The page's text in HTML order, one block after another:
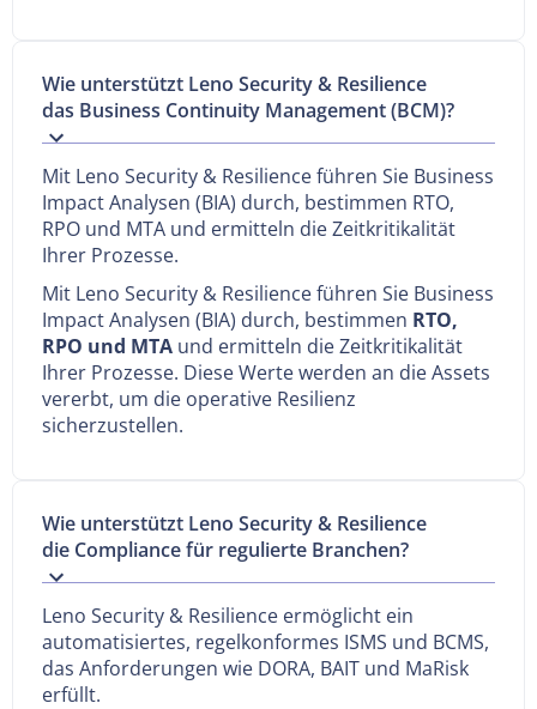
Wie unterstützt Leno Security & Resilience
das Business Continuity Management (BCM)?
Mit Leno Security & Resilience führen Sie Business
Impact Analysen (BIA) durch, bestimmen RTO,
RPO und MTA und ermitteln die Zeitkritikalität
Ihrer Prozesse.
Mit Leno Security & Resilience führen Sie Business
Impact Analysen (BIA) durch, bestimmen RTO,
RPO und MTA und ermitteln die Zeitkritikalität
Ihrer Prozesse. Diese Werte werden an die Assets
vererbt, um die operative Resilienz
sicherzustellen.
Wie unterstützt Leno Security & Resilience
die Compliance für regulierte Branchen?
Leno Security & Resilience ermöglicht ein
automatisiertes, regelkonformes ISMS und BCMS,
das Anforderungen wie DORA, BAIT und MaRisk
erfüllt.